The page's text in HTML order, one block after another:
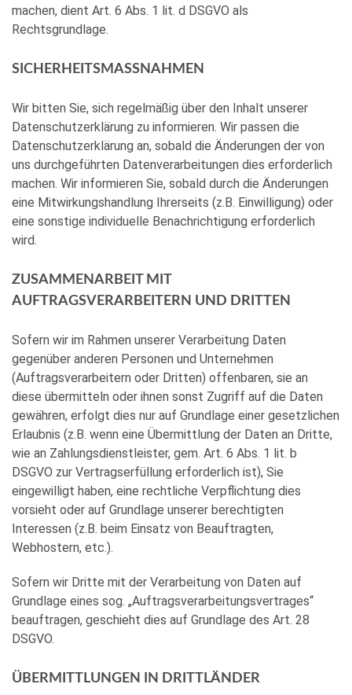
machen, dient Art. 6 Abs. 1 lit. d DSGVO als
Rechtsgrundlage.
SICHERHEITSMASSNAHMEN
Wir bitten Sie, sich regelmäßig über den Inhalt unserer
Datenschutzerklärung zu informieren. Wir passen die
Datenschutzerklärung an, sobald die Änderungen der von
uns durchgeführten Datenverarbeitungen dies erforderlich
machen. Wir informieren Sie, sobald durch die Änderungen
eine Mitwirkungshandlung Ihrerseits (z.B. Einwilligung) oder
eine sonstige individuelle Benachrichtigung erforderlich
wird.
ZUSAMMENARBEIT MIT
AUFTRAGSVERARBEITERN UND DRITTEN
Sofern wir im Rahmen unserer Verarbeitung Daten
gegenüber anderen Personen und Unternehmen
(Auftragsverarbeitern oder Dritten) offenbaren, sie an
diese übermitteln oder ihnen sonst Zugriff auf die Daten
gewähren, erfolgt dies nur auf Grundlage einer gesetzlichen
Erlaubnis (z.B. wenn eine Übermittlung der Daten an Dritte,
wie an Zahlungsdienstleister, gem. Art. 6 Abs. 1 lit. b
DSGVO zur Vertragserfüllung erforderlich ist), Sie
eingewilligt haben, eine rechtliche Verpflichtung dies
vorsieht oder auf Grundlage unserer berechtigten
Interessen (z.B. beim Einsatz von Beauftragten,
Webhostern, etc.).
Sofern wir Dritte mit der Verarbeitung von Daten auf
Grundlage eines sog. „Auftragsverarbeitungsvertrages“
beauftragen, geschieht dies auf Grundlage des Art. 28
DSGVO.
ÜBERMITTLUNGEN IN DRITTLÄNDER